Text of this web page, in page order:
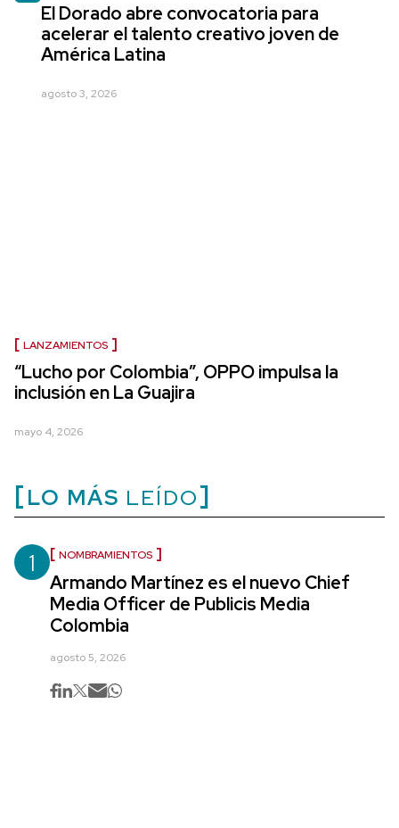
El Dorado abre convocatoria para
acelerar el talento creativo joven de
América Latina
agosto 3, 2026
LANZAMIENTOS
“Lucho por Colombia”, OPPO impulsa la
inclusión en La Guajira
mayo 4, 2026
LO MÁS LEÍDO
1 NOMBRAMIENTOS
Armando Martínez es el nuevo Chief
Media Officer de Publicis Media
Colombia
agosto 5, 2026